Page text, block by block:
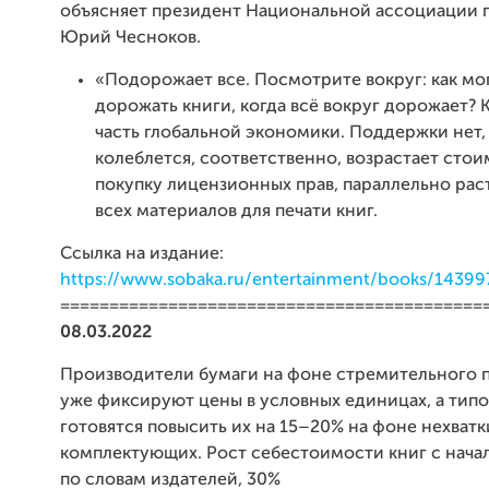
объясняет президент Национальной ассоциации
Юрий Чесноков.
«Подорожает все. Посмотрите вокруг: как
дорожать книги, когда всё вокруг дорожает?
часть глобальной экономики. Поддержки нет,
колеблется, соответственно, возрастает
покупку лицензионных прав, параллельно
всех материалов для печати книг.
Ссылка на издание:
https://www.sobaka.ru/entertainment/books/
08.03.2022
Производители бумаги на фоне стремительного
уже фиксируют цены в условных единицах, а
готовятся повысить их на 15–20% на фоне
комплектующих. Рост себестоимости книг с
по словам издателей, 30%